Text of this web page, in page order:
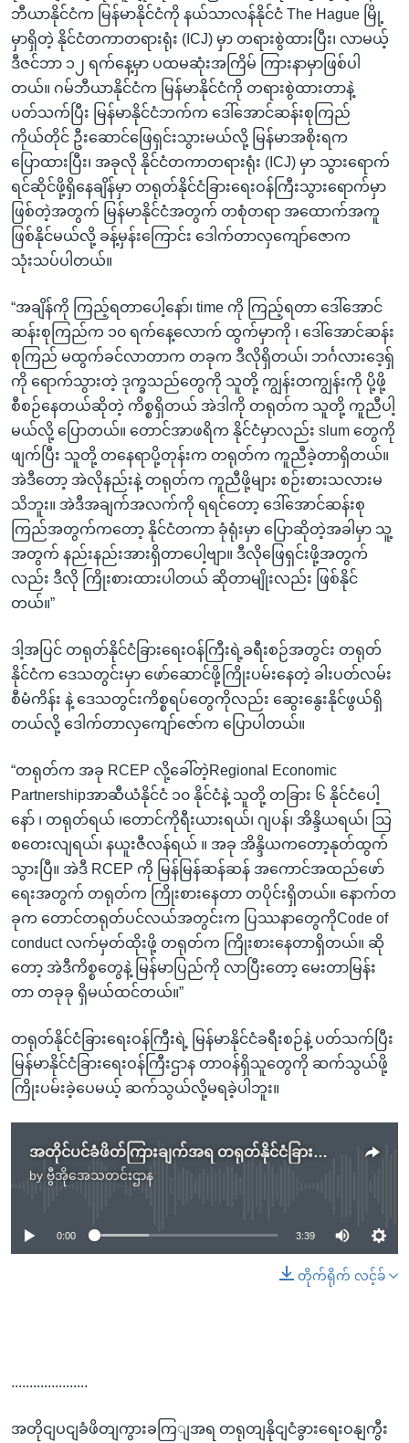
ဘီယာနိုင်ငံက မြန်မာနိုင်ငံကို နယ်သာလန်နိုင်ငံ The Hague မြို့
မှာရှိတဲ့ နိုင်ငံတကာတရားရုံး (ICJ) မှာ တရားစွဲထားပြီး၊ လာမယ့်
ဒီဇင်ဘာ ၁၂ ရက်နေ့မှာ ပထမဆုံးအကြိမ် ကြားနာမှာဖြစ်ပါ
တယ်။ ဂမ်ဘီယာနိုင်ငံက မြန်မာနိုင်ငံကို တရားစွဲထားတာနဲ့
ပတ်သက်ပြီး မြန်မာနိုင်ငံဘက်က ဒေါ်အောင်ဆန်းစုကြည်
ကိုယ်တိုင် ဦးဆောင်ဖြေရှင်းသွားမယ်လို့ မြန်မာအစိုးရက
ပြောထားပြီး၊ အခုလို နိုင်ငံတကာတရားရုံး (ICJ) မှာ သွားရောက်
ရင်ဆိုင်ဖို့ရှိနေချိန်မှာ တရုတ်နိုင်ငံခြားရေးဝန်ကြီးသွားရောက်မှာ
ဖြစ်တဲ့အတွက် မြန်မာနိုင်ငံအတွက် တစုံတရာ အထောက်အကူ
ဖြစ်နိုင်မယ်လို့ ခန့်မှန်းကြောင်း ဒေါက်တာလှကျော်ဇောက
သုံးသပ်ပါတယ်။
“အချိန်ကို ကြည့်ရတာပေါ့နော်၊ time ကို ကြည့်ရတာ ဒေါ်အောင်
ဆန်းစုကြည်က ၁၀ ရက်နေ့လောက် ထွက်မှာကို ၊ ဒေါ်အောင်ဆန်း
စုကြည် မထွက်ခင်လာတာက တခုက ဒီလိုရှိတယ်၊ ဘင်္ဂလားဒေ့ရှ်
ကို ရောက်သွားတဲ့ ဒုက္ခသည်တွေကို သူတို့ ကျွန်းတကျွန်းကို ပို့ဖို့
စီစဉ်နေတယ်ဆိုတဲ့ ကိစ္စရှိတယ် အဲဒါကို တရုတ်က သူတို့ ကူညီပါ့
မယ်လို့ ပြောတယ်။ တောင်အာဖရိက နိုင်ငံမှာလည်း slum တွေကို
ဖျက်ပြီး သူတို့ တနေရာပို့တုန်းက တရုတ်က ကူညီခဲ့တာရှိတယ်။
အဲဒီတော့ အဲလိုနည်းနဲ့ တရုတ်က ကူညီဖို့များ စဉ်းစားသလားမ
သိဘူး။ အဲဒီအချက်အလက်ကို ရရင်တော့ ဒေါ်အောင်ဆန်းစု
ကြည်အတွက်ကတော့ နိုင်ငံတကာ ခုံရုံးမှာ ပြောဆိုတဲ့အခါမှာ သူ့
အတွက် နည်းနည်းအားရှိတာပေါ့ဗျာ။ ဒီလိုဖြေရှင်းဖို့အတွက်
လည်း ဒီလို ကြိုးစားထားပါတယ် ဆိုတာမျိုးလည်း ဖြစ်နိုင်
တယ်။”
ဒါ့အပြင် တရုတ်နိုင်ငံခြားရေးဝန်ကြီးရဲ့ခရီးစဉ်အတွင်း တရုတ်
နိုင်ငံက ဒေသတွင်းမှာ ဖော်ဆောင်ဖို့ကြိုးပမ်းနေတဲ့ ခါးပတ်လမ်း
စီမံကိန်း နဲ့ ဒေသတွင်းကိစ္စရပ်တွေကိုလည်း ဆွေးနွေးနိုင်ဖွယ်ရှိ
တယ်လို့ ဒေါက်တာလှကျော်ဇော်က ပြောပါတယ်။
“တရုတ်က အခု RCEP လို့ခေါ်တဲ့Regional Economic
Partnershipအာဆီယံနိုင်ငံ ၁၀ နိုင်ငံနဲ့ သူတို့ တခြား ၆ နိုင်ငံပေါ့
နော် ၊ တရုတ်ရယ် ၊တောင်ကိုရီးယားရယ်၊ ဂျပန်၊ အိန္ဒိယရယ်၊ သြ
စတေးလျရယ်၊ နယူးဇီလန်ရယ် ။ အခု အိန္ဒိယကတော့နုတ်ထွက်
သွားပြီ။ အဲဒီ RCEP ကို မြန်မြန်ဆန်ဆန် အကောင်အထည်ဖော်
ရေးအတွက် တရုတ်က ကြိုးစားနေတာ တပိုင်းရှိတယ်။ နောက်တ
ခုက တောင်တရုတ်ပင်လယ်အတွင်းက ပြဿနာတွေကိုCode of
conduct လက်မှတ်ထိုးဖို့ တရုတ်က ကြိုးစားနေတာရှိတယ်။ ဆို
တော့ အဲဒီကိစ္စတွေနဲ့ မြန်မာပြည်ကို လာပြီးတော့ မေးတာမြန်း
တာ တခုခု ရှိမယ်ထင်တယ်။”
တရုတ်နိုင်ငံခြားရေးဝန်ကြီးရဲ့ မြန်မာနိုင်ငံခရီးစဉ်နဲ့ ပတ်သက်ပြီး
မြန်မာနိုင်ငံခြားရေးဝန်ကြီးဌာန တာဝန်ရှိသူတွေကို ဆက်သွယ်ဖို့
ကြိုးပမ်းခဲ့ပေမယ့် ဆက်သွယ်လို့မရခဲ့ပါဘူး။
အတိုင်ပင်ခံဖိတ်ကြားချက်အရ တရုတ်နိုင်ငံခြားရေးဝန်ကြီး မြန်မာပြည်လာမည်
by ဗွီအိုအေသတင်းဌာန
No media source currently available
0:00 3:39
တိုက်ရိုက် လင့်ခ်
.....................
အတိုငျပငျခံဖိတျကွားခကြျအရ တရုတျနိုငျငံခွားရေးဝနျကွီး